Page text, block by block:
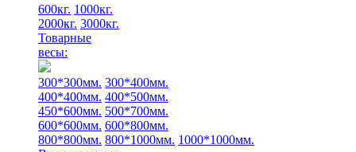
600кг. 1000кг.
2000кг. 3000кг.
Товарные
весы:
300*300мм. 300*400мм.
400*400мм. 400*500мм.
450*600мм. 500*700мм.
600*600мм. 600*800мм.
800*800мм. 800*1000мм. 1000*1000мм.